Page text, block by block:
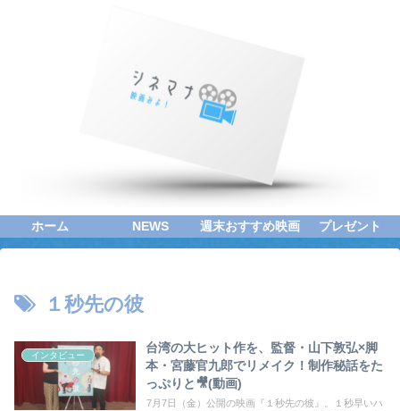
ホーム NEWS 週末おすすめ映画 プレゼント
１秒先の彼
インタビュー
台湾の大ヒット作を、監督・山下敦弘×脚
本・宮藤官九郎でリメイク！制作秘話をた
っぷりと🎥(動画)
7月7日（金）公開の映画『１秒先の彼』。１秒早いハ